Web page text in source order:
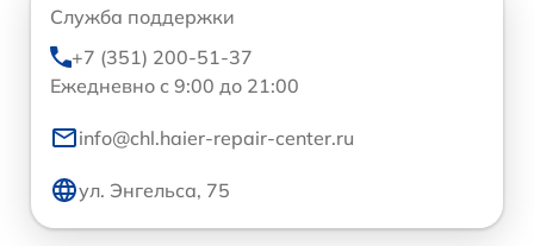
Служба поддержки
+7 (351) 200-51-37
Ежедневно с 9:00 до 21:00
info@chl.haier-repair-center.ru
ул. Энгельса, 75